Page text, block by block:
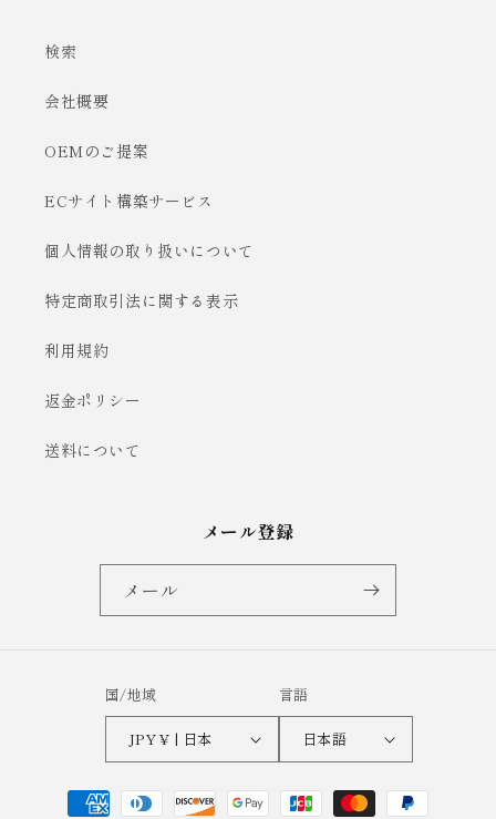
検索
会社概要
OEMのご提案
ECサイト構築サービス
個人情報の取り扱いについて
特定商取引法に関する表示
利用規約
返金ポリシー
送料について
メール登録
メール
国/地域
JPY ¥ | 日本
言語
日本語